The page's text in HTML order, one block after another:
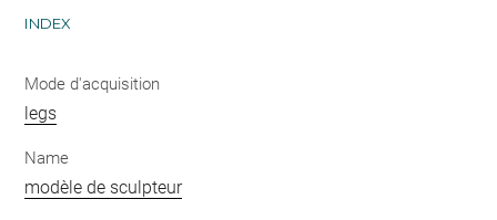
INDEX
Mode d'acquisition
legs
Name
modèle de sculpteur